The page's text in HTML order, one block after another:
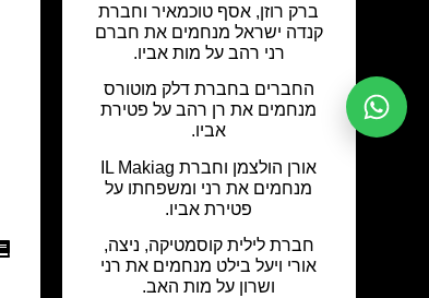
ברק רוזן, אסף טוכמאיר וחברת
קנדה ישראל מנחמים את חברם
רני רהב על מות אביו.
החברים בחברת דלק מוטורס
מנחמים את רן רהב על פטירת
אביו.
אורן הולצמן וחברת IL Makiag
מנחמים את רני ומשפחתו על
פטירת אביו.
חברת לילית קוסמטיקה, ניצה,
אורי ויעל בילט מנחמים את רני
ושרון על מות האב.